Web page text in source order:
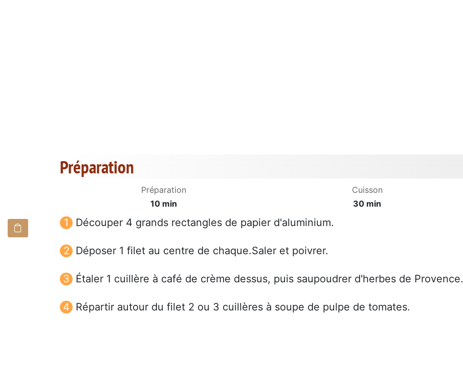
Préparation
Préparation
10 min
Cuisson
30 min
Découper 4 grands rectangles de papier d'aluminium.
Déposer 1 filet au centre de chaque.Saler et poivrer.
Étaler 1 cuillère à café de crème dessus, puis saupoudrer d'herbes de Provence.
Répartir autour du filet 2 ou 3 cuillères à soupe de pulpe de tomates.